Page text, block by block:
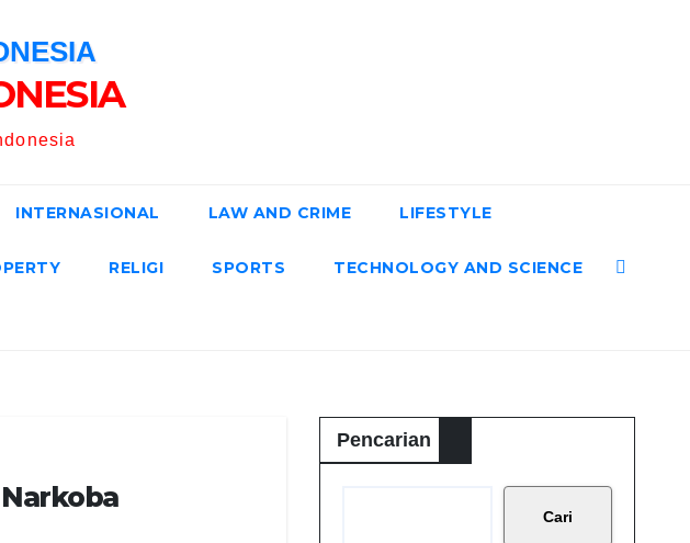
INTERNASIONAL LAW AND CRIME LIFESTYLE
RELIGI SPORTS TECHNOLOGY AND SCIENCE
Pencarian
Cari